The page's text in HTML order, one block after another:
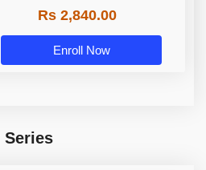
Rs 2,840.00
Enroll Now
Series